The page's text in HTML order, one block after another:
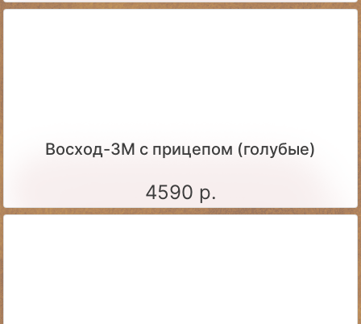
Восход-3М с прицепом (голубые)
4590 р.